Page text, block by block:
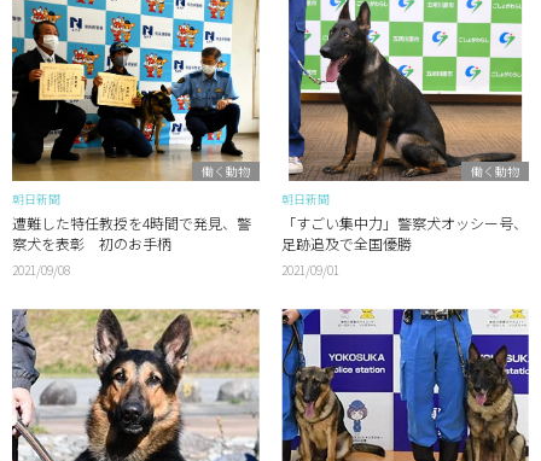
働く動物
朝日新聞
遭難した特任教授を4時間で発見、警
察犬を表彰 初のお手柄
2021/09/08
働く動物
朝日新聞
「すごい集中力」警察犬オッシー号、
足跡追及で全国優勝
2021/09/01